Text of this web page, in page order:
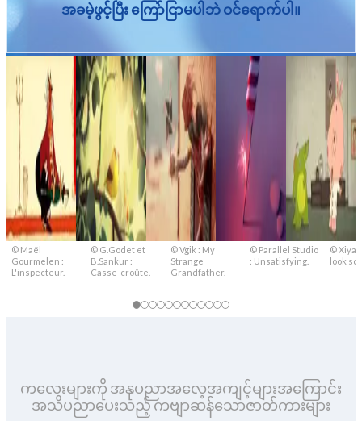
အလှူတစ်ခုလုပ်ပါ။
အခမဲ့ဖွင့်ပြီး ကြော်ငြာမပါဘဲ ဝင်ရောက်ပါ။
© Maël
Gourmelen :
L'inspecteur.
© G.Godet et
B.Sankur :
Casse-croûte.
© Vgik : My
Strange
Grandfather.
© Parallel Studio
: Unsatisfying.
© Xiya
look
ကလေးများကို အနုပညာအလေ့အကျင့်များအကြောင်း
အသိပညာပေးသည့် ကဗျာဆန်သောဇာတ်ကားများ